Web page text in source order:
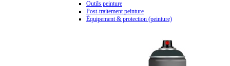
Outils peinture
Post-traitement peinture
Équipement & protection (peinture)